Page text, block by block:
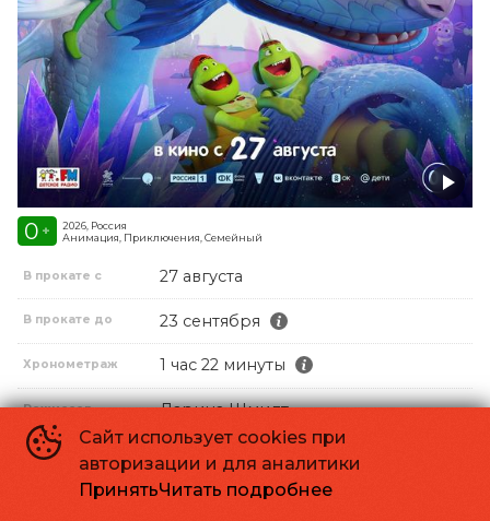
0 +
2026, Россия
Анимация, Приключения, Семейный
В прокате с 27 августа
В прокате до 23 сентября
Хронометраж 1 час 22 минуты
Режиссер Дарина Шмидт
Продюсер
Александр Боярский, Сергей
Сельянов, Антон Златопольский
Сайт использует cookies при
авторизации и для аналитики
ПринятьЧитать подробнее